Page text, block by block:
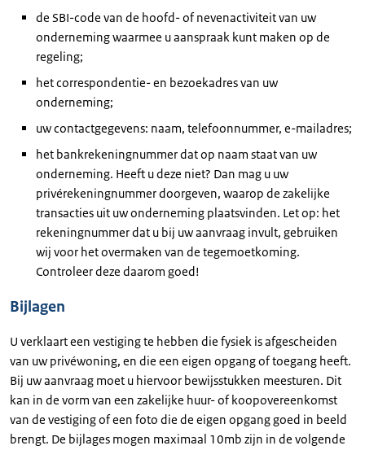
de SBI-code van de hoofd- of nevenactiviteit van uw
onderneming waarmee u aanspraak kunt maken op de
regeling;
het correspondentie- en bezoekadres van uw
onderneming;
uw contactgegevens: naam, telefoonnummer, e-mailadres;
het bankrekeningnummer dat op naam staat van uw
onderneming. Heeft u deze niet? Dan mag u uw
privérekeningnummer doorgeven, waarop de zakelijke
transacties uit uw onderneming plaatsvinden. Let op: het
rekeningnummer dat u bij uw aanvraag invult, gebruiken
wij voor het overmaken van de tegemoetkoming.
Controleer deze daarom goed!
Bijlagen
U verklaart een vestiging te hebben die fysiek is afgescheiden
van uw privéwoning, en die een eigen opgang of toegang heeft.
Bij uw aanvraag moet u hiervoor bewijsstukken meesturen. Dit
kan in de vorm van een zakelijke huur- of koopovereenkomst
van de vestiging of een foto die de eigen opgang goed in beeld
brengt. De bijlages mogen maximaal 10mb zijn in de volgende